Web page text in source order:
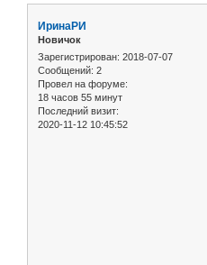
ИринаРИ
Новичок
Зарегистрирован: 2018-07-07
Сообщений: 2
Провел на форуме:
18 часов 55 минут
Последний визит:
2020-11-12 10:45:52